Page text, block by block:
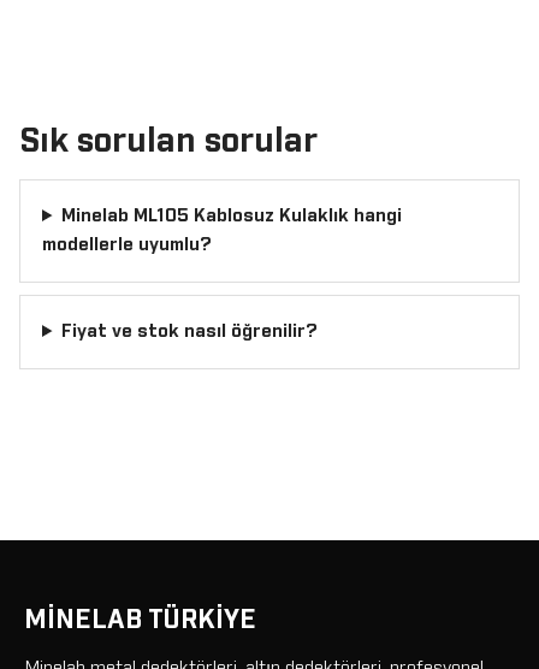
Sık sorulan sorular
Minelab ML105 Kablosuz Kulaklık hangi
modellerle uyumlu?
Fiyat ve stok nasıl öğrenilir?
MİNELAB TÜRKİYE